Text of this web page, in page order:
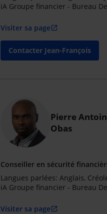
iA Groupe financier - Bureau
Visiter sa page open_in_new
Contacter Jean-François
Pierre
Obas
Conseiller en sécurité
Langues parlées: Anglais,
iA Groupe financier - Bureau
Visiter sa page open_in_new